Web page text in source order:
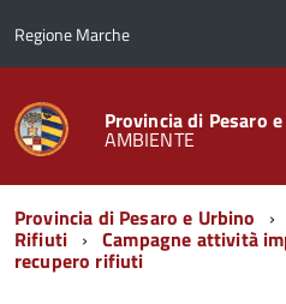
Regione Marche
Provincia di Pesaro
AMBIENTE
Menu
di
navigazione
Provincia di Pesaro e Urbino
Rifiuti Campagne attività
recupero rifiuti